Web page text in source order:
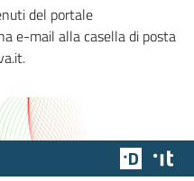
del portale
e-mail alla casella di posta
a.it.
Team